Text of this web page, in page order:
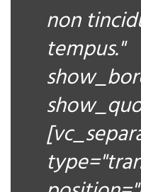
non
tempus."